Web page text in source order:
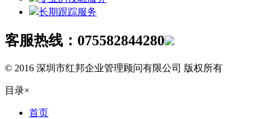
长期跟踪服务
客服热线： 075582844280
© 2016 深圳市红邦企业管理顾问有限公司 版权所有
目录×
首页